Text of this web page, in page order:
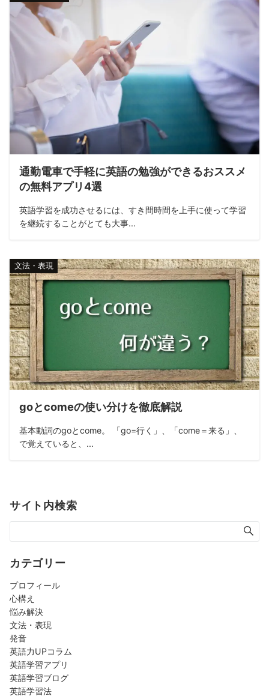
通勤電車で手軽に英語の勉強ができるおススメ
の無料アプリ4選
英語学習を成功させるには、すき間時間を上手に使って学習
を継続することがとても大事...
文法・表現
goとcomeの使い分けを徹底解説
基本動詞のgoとcome。 「go=行く」、「come＝来る」、
で覚えていると、...
サイト内検索
カテゴリー
プロフィール
心構え
悩み解決
文法・表現
発音
英語力UPコラム
英語学習アプリ
英語学習ブログ
英語学習法